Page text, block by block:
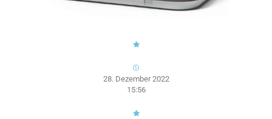
28. Dezember 2022
15:56